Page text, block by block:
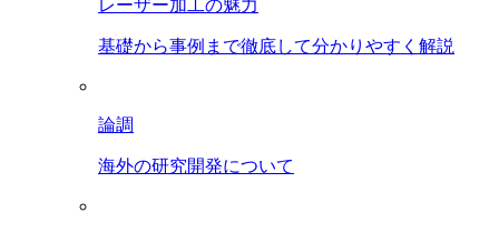
レーザー加工の魅力
基礎から事例まで徹底して分かりやすく解説
論調
海外の研究開発について